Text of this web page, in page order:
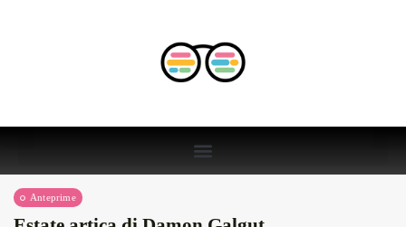
Anteprime